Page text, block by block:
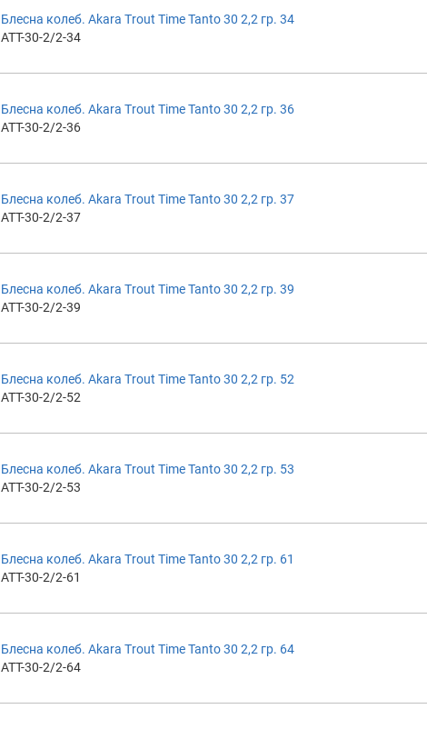
Блесна колеб. Akara Trout Time Tanto 30 2,2 гр. 34
ATT-30-2/2-34
Блесна колеб. Akara Trout Time Tanto 30 2,2 гр. 36
ATT-30-2/2-36
Блесна колеб. Akara Trout Time Tanto 30 2,2 гр. 37
ATT-30-2/2-37
Блесна колеб. Akara Trout Time Tanto 30 2,2 гр. 39
ATT-30-2/2-39
Блесна колеб. Akara Trout Time Tanto 30 2,2 гр. 52
ATT-30-2/2-52
Блесна колеб. Akara Trout Time Tanto 30 2,2 гр. 53
ATT-30-2/2-53
Блесна колеб. Akara Trout Time Tanto 30 2,2 гр. 61
ATT-30-2/2-61
Блесна колеб. Akara Trout Time Tanto 30 2,2 гр. 64
ATT-30-2/2-64